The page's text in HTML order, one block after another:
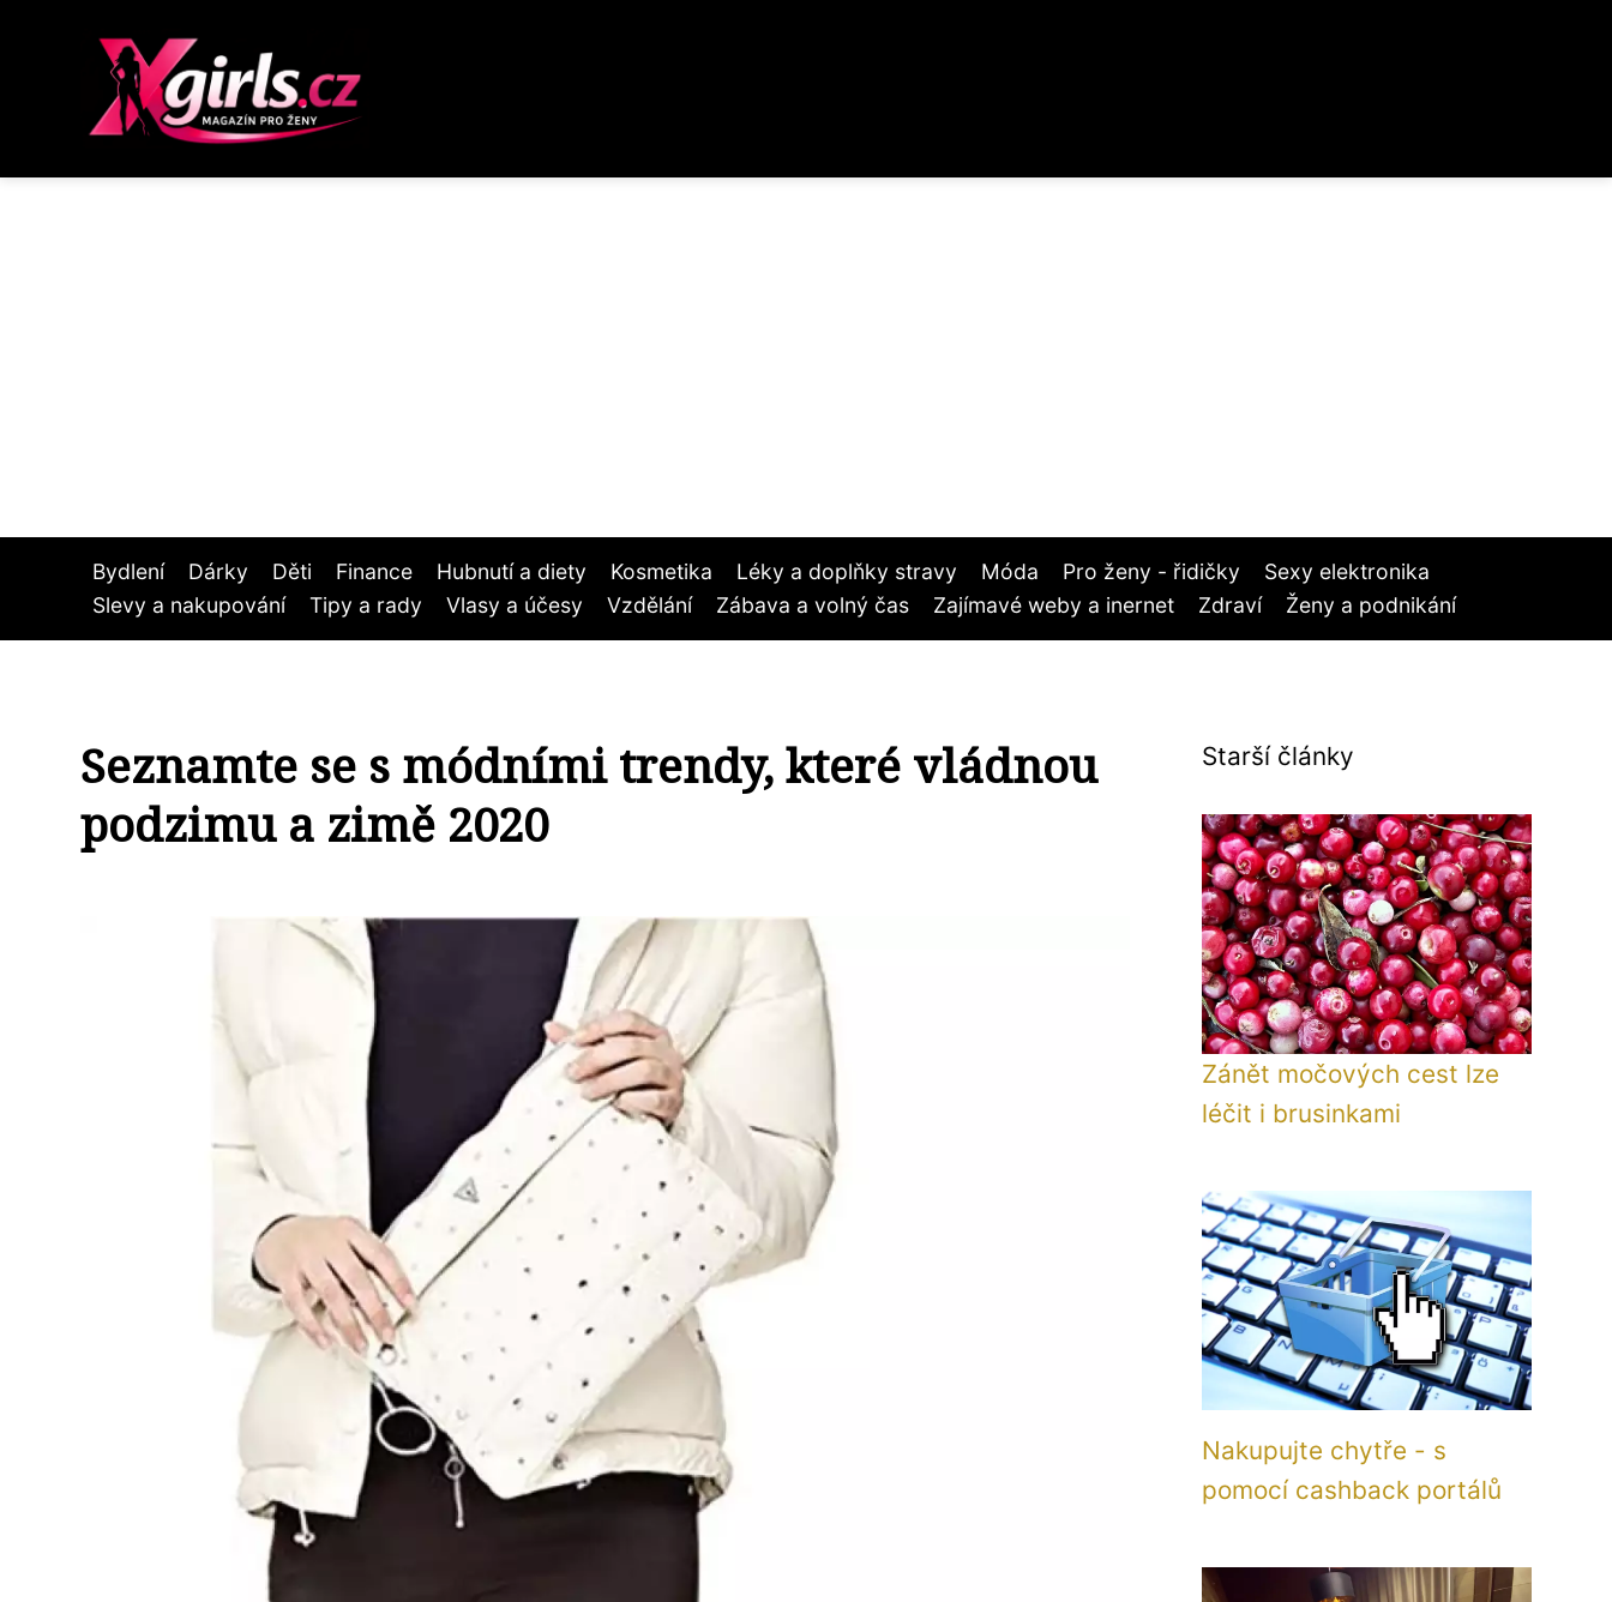
Bydlení Dárky Děti Finance Hubnutí a diety Kosmetika Léky a doplňky stravy Móda Pro ženy - řidičky
Sexy elektronika
Slevy a nakupování
Tipy a rady Vlasy a účesy Vzdělání Zábava a volný čas Zajímavé weby a inernet Zdraví Ženy a podnikání
Seznamte se s módními trendy, které vládnou
podzimu a zimě 2020
Starší články
Zánět močových cest lze
léčit i brusinkami
Nakupujte chytře - s
pomocí cashback portálů